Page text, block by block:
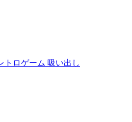
トロゲーム 吸い出し